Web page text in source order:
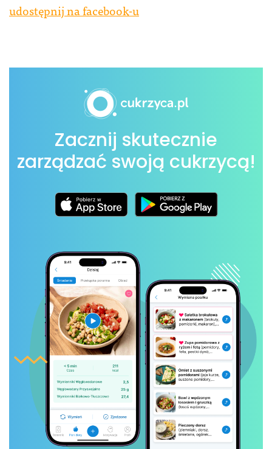
udostępnij na facebook-u
Zacznij skutecznie
zarządzać swoją cukrzycą!